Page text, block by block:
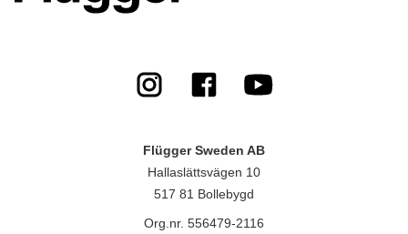
Flügger Sweden AB
Hallaslättsvägen 10
517 81 Bollebygd
Org.nr. 556479-2116